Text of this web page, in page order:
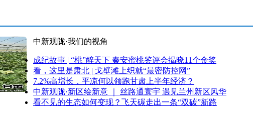
中新观陇·我们的视角
成纪故事 | “桃”醉天下 秦安蜜桃鉴评会揭晓11个金奖
看，这里是肃北 | 戈壁滩上织就“最密防控网”
7.2%高增长，平凉何以领跑甘肃上半年经济？
中新观陇·新区绘新意 ｜ 丝路通寰宇 遇见兰州新区风华
看不见的生态如何变现？飞天碳走出一条“双碳”新路